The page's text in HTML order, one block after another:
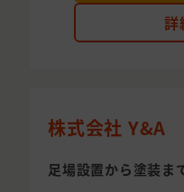
詳
株式会社 Y&A
足場設置から塗装ま